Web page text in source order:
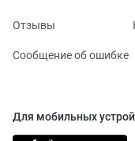
Отзывы
Сообщение об ошибке
Для мобильных